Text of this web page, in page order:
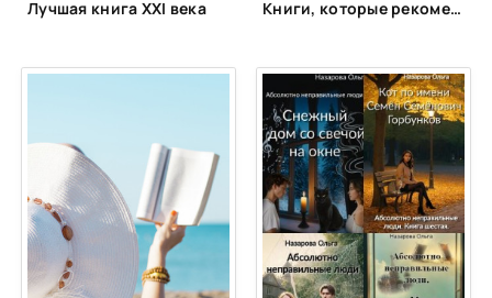
Лучшая книга XXI века Книги, которые рекомендует космонавт Константин Борисов (Спич)